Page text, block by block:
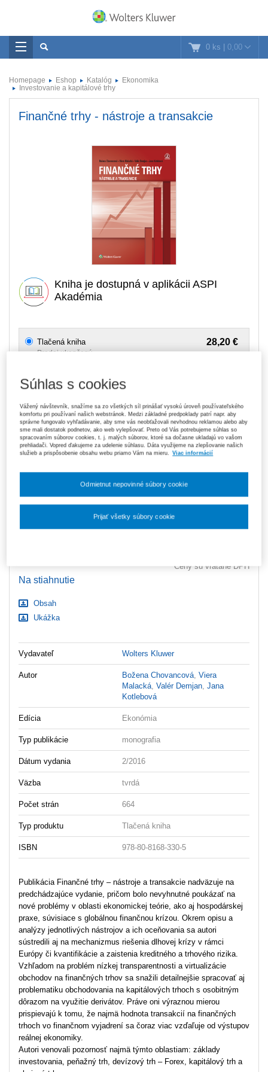
0 ks | 0,00
Homepage Eshop Katalóg
Ekonomika
Investovanie a kapitálové trhy
Finančné trhy - nástroje a transakcie
Kniha je dostupná v aplikácii ASPI
Akadémia
28,20 €
Tlačená kniha
Predaj ukončený
V predaji
E-kniha je dostupná výhradne prostredníctvom aplikácie ASPI
Akadémia. Čo je ASPI Akadémia?
189,00 €
Predplatné 12 mesiacov ASPI Akadémia
Čo je ASPI Akadémia?
Upozorňujeme, že v období od 1. 8. do 21. 8. z technických
zaslané dodatočne e‑mailom.
Ceny sú vrátane DPH
Na stiahnutie
Obsah
Ukážka
Vydavateľ Wolters Kluwer
Autor Božena Chovancová ,Viera
Malacká ,Valér Demjan ,Jana
Kotlebová
Edícia Ekonómia
Typ publikácie monografia
Dátum vydania 2/2016
Väzba tvrdá
Počet strán 664
Typ produktu Tlačená kniha
ISBN 978-80-8168-330-5
Publikácia Finančné trhy – nástroje a transakcie nadväzuje na
predchádzajúce vydanie, pričom bolo nevyhnutné poukázať na
nové problémy v oblasti ekonomickej teórie, ako aj hospodárskej
praxe, súvisiace s globálnou finančnou krízou. Okrem opisu a
analýzy jednotlivých nástrojov a ich oceňovania sa autori
sústredili aj na mechanizmus riešenia dlhovej krízy v rámci
Európy či kvantifikácie a zaistenia kreditného a trhového rizika.
Vzhľadom na problém nízkej transparentnosti a virtualizácie
obchodov na finančných trhov sa snažili detailnejšie spracovať aj
problematiku obchodovania na kapitálových trhoch s osobitným
dôrazom na využitie derivátov. Práve oni výraznou mierou
prispievajú k tomu, že najmä hodnota transakcií na finančných
trhoch vo finančnom vyjadrení sa čoraz viac vzďaľuje od výstupov
reálnej ekonomiky.
Autori venovali pozornosť najmä týmto oblastiam: základy
investovania, peňažný trh, devízový trh – Forex, kapitálový trh a
Súhlas s cookies
Vážený návštevník, snažíme sa zo všetkých síl prinášať vysokú úroveň používateľského
komfortu pri používaní našich webstránok. Medzi základné predpoklady patrí napr. aby
správne fungovalo vyhľadávanie, aby sme vás neobťažovali nevhodnou reklamou alebo aby
sme mali dostatok podnetov, ako web vylepšovať. Preto od Vás potrebujeme súhlas so
spracovaním súborov cookies, t. j. malých súborov, ktoré sa dočasne ukladajú vo vašom
prehliadači. Vopred ďakujeme za udelenie súhlasu. Dáta využijeme na zlepšovanie našich
služieb a prispôsobenie obsahu webu priamo Vám na mieru.
Viac informácií
Odmietnut nepovinné súbory cookie
Prijať všetky súbory cookie